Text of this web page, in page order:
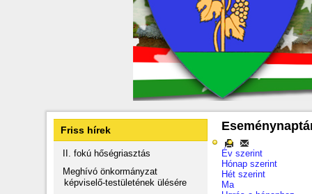
Friss hírek
II. fokú hőségriasztás
Meghívó önkormányzat
képviselő-testületének ülésére
Év szerint
Hónap szerint
Hét szerint
Ma